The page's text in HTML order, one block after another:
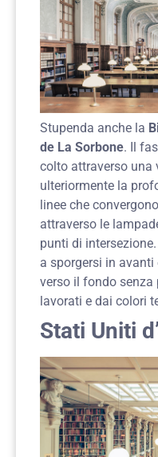
Stupenda anche la
de La Sorbone. Il
colto attraverso una
ulteriormente la
linee che
attraverso le
punti di
a sporgersi in
verso il fondo
lavorati e dai colori
Stati Uniti